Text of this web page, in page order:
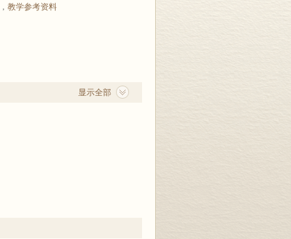
， 教学参考资料
显示全部